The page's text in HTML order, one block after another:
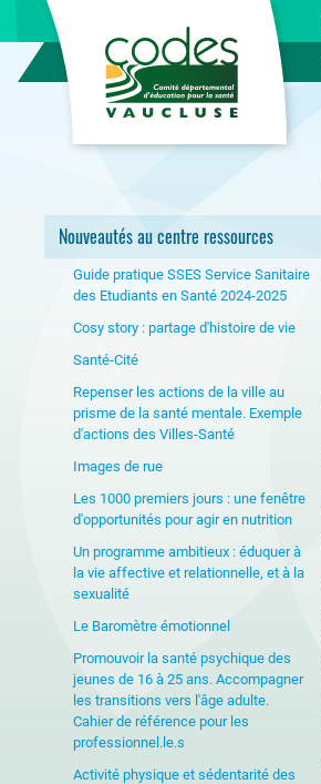
Nouveautés au centre ressources
Guide pratique SSES Service Sanitaire
des Etudiants en Santé 2024-2025
Cosy story : partage d'histoire de vie
Santé-Cité
Repenser les actions de la ville au
prisme de la santé mentale. Exemple
d'actions des Villes-Santé
Images de rue
Les 1000 premiers jours : une fenêtre
d'opportunités pour agir en nutrition
Un programme ambitieux : éduquer à
la vie affective et relationnelle, et à la
sexualité
Le Baromètre émotionnel
Promouvoir la santé psychique des
jeunes de 16 à 25 ans. Accompagner
les transitions vers l'âge adulte.
Cahier de référence pour les
professionnel.le.s
Activité physique et sédentarité des